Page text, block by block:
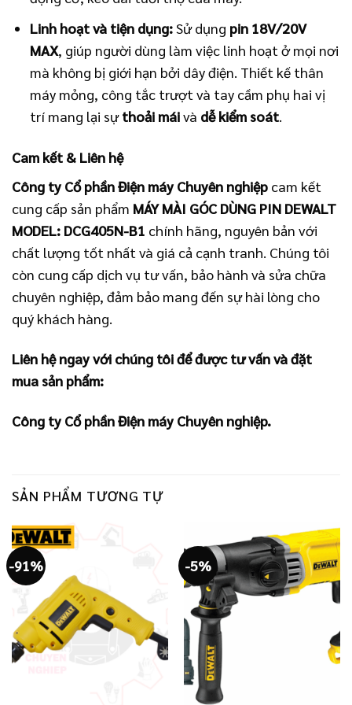
Linh hoạt và tiện dụng:Sử dụng pin 18V/20V
MAX, giúp người dùng làm việc linh hoạt ở mọi nơi
mà không bị giới hạn bởi dây điện. Thiết kế thân
máy mỏng, công tắc trượt và tay cầm phụ hai vị
trí mang lại sựthoải máivà dễ kiểm soát.
Cam kết & Liên hệ
Công ty Cổ phần Điện máy Chuyên nghiệp cam kết
cung cấp sản phẩm MÁY MÀI GÓC DÙNG PIN DEWALT
MODEL: DCG405N-B1 chính hãng, nguyên bản với
chất lượng tốt nhất và giá cả cạnh tranh. Chúng tôi
còn cung cấp dịch vụ tư vấn, bảo hành và sửa chữa
chuyên nghiệp, đảm bảo mang đến sự hài lòng cho
quý khách hàng.
Liên hệ ngay với chúng tôi để được tư vấn và đặt
mua sản phẩm:
Công ty Cổ phần Điện máy Chuyên nghiệp.
SẢN PHẨM TƯƠNG TỰ
-91% -5%